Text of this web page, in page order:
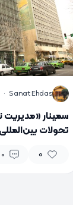
S
Sanat Ehdas
·
0
0